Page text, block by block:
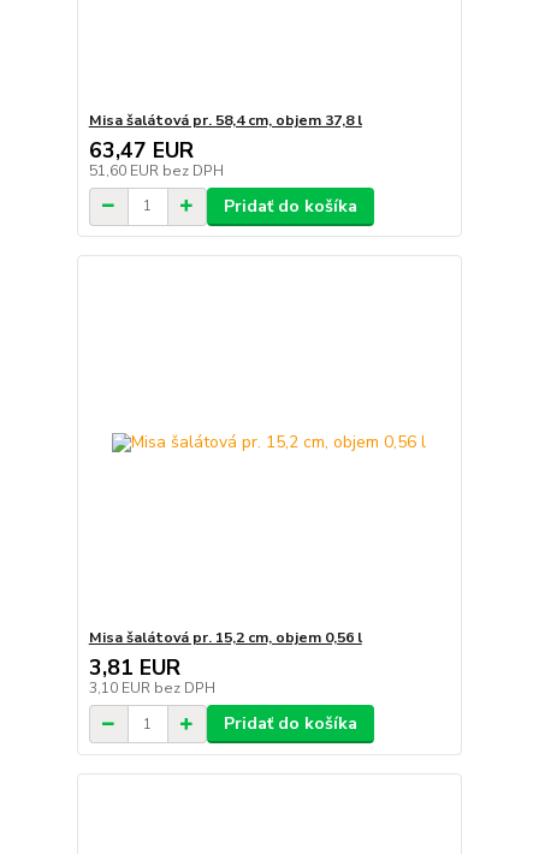
Misa šalátová pr. 58,4 cm, objem 37,8 l
63,47 EUR
51,60 EUR bez DPH
Pridať do košíka
Misa šalátová pr. 15,2 cm, objem 0,56 l
3,81 EUR
3,10 EUR bez DPH
Pridať do košíka